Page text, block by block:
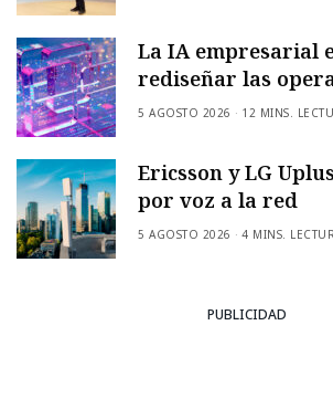
La IA empresarial
rediseñar las
5 AGOSTO 2026 12 MINS.
Ericsson y LG
por voz a la red
5 AGOSTO 2026 4 MINS.
PUBLICIDAD